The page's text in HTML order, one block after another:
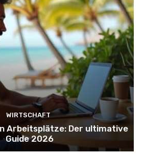
WIRTSCHAFT
Arbeitsplätze: Der ultimative
Guide 2026